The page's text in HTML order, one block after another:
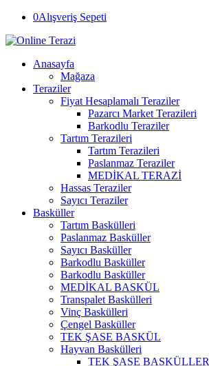
0Alışveriş Sepeti
Anasayfa
Mağaza
Teraziler
Fiyat Hesaplamalı Teraziler
Pazarcı Market Terazileri
Barkodlu Teraziler
Tartım Terazileri
Tartım Terazileri
Paslanmaz Teraziler
MEDİKAL TERAZİ
Hassas Teraziler
Sayıcı Teraziler
Basküller
Tartım Baskülleri
Paslanmaz Basküller
Sayıcı Basküller
Barkodlu Basküller
Barkodlu Basküller
MEDİKAL BASKÜL
Transpalet Baskülleri
Vinç Baskülleri
Çengel Basküller
TEK ŞASE BASKÜL
Hayvan Baskülleri
TEK ŞASE BASKÜLLER